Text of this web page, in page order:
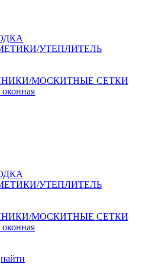
УТЕПЛИТЕЛЬ
МОСКИТНЫЕ СЕТКИ
УТЕПЛИТЕЛЬ
МОСКИТНЫЕ СЕТКИ
найти